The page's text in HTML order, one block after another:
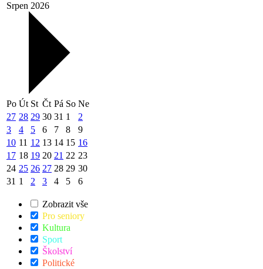
Srpen 2026
Po Út St Čt Pá So Ne
27 28 29 30 31 1
2
3
4 5 6 7 8
9
10 11 12 13 14 15 16
17 18 19 20 21 22 23
24 25 26 27 28 29 30
31 1 2 3 4 5 6
Zobrazit vše
Pro seniory
Kultura
Sport
Školství
Politické